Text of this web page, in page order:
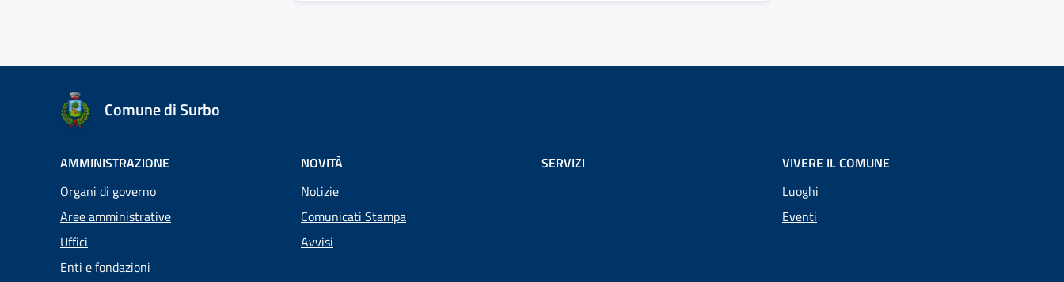
Comune di Surbo
AMMINISTRAZIONE
Organi di governo
Aree amministrative
Uffici
Enti e fondazioni
NOVITÀ
Notizie
Comunicati Stampa
Avvisi
SERVIZI
VIVERE IL COMUNE
Luoghi
Eventi